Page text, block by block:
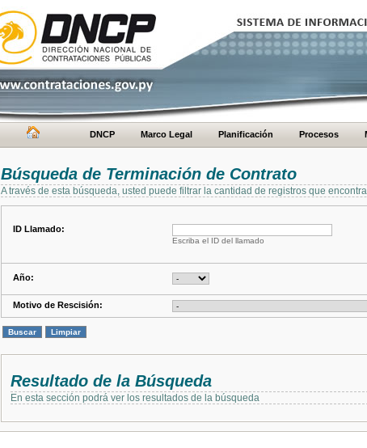
DNCP Marco Legal Planificación Procesos
Búsqueda de Terminación de Contrato
A través de esta búsqueda, usted puede filtrar la cantidad de registros que
ID Llamado:
Escriba el ID del llamado
Año:
Motivo de Rescisión:
Resultado de la Búsqueda
En esta sección podrá ver los resultados de la búsqueda